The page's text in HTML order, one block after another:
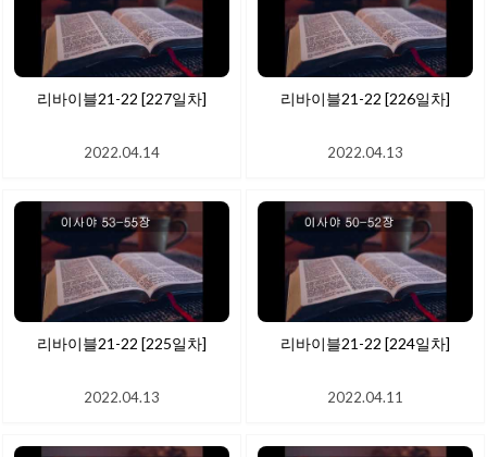
리바이블21-22 [227일차]
2022.04.14
리바이블21-22 [226일차]
2022.04.13
리바이블21-22 [225일차]
2022.04.13
리바이블21-22 [224일차]
2022.04.11